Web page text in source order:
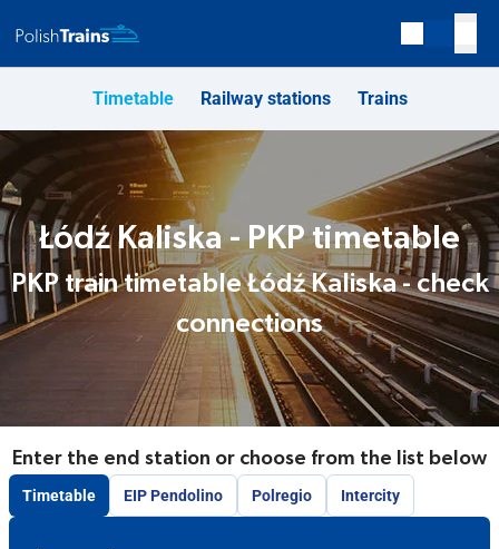
Timetable Railway stations Trains
Łódź Kaliska - PKP timetable
PKP train timetable Łódź Kaliska - check
connections
Enter the end station or choose from the list below
Timetable EIP Pendolino Polregio Intercity